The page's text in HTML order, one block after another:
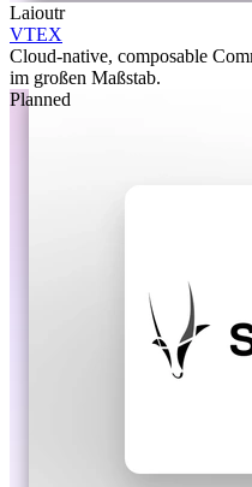
Laioutr
VTEX
Cloud-native, composable
im großen Maßstab.
Planned